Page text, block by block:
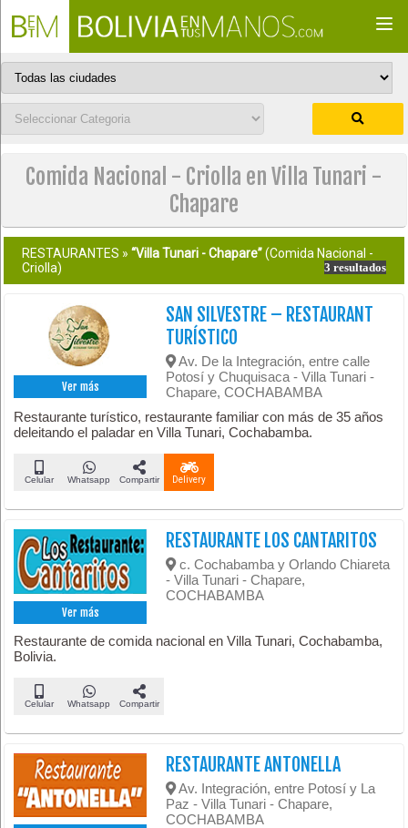
Comida Nacional - Criolla en Villa Tunari -
Chapare
RESTAURANTES »“Villa Tunari - Chapare”(Comida Nacional -
Criolla)
3 resultados
Ver más
SAN SILVESTRE – RESTAURANT
TURÍSTICO
Av. De la Integración, entre calle
Potosí y Chuquisaca - Villa Tunari -
Chapare, COCHABAMBA
Restaurante turístico, restaurante familiar con más de 35 años
deleitando el paladar en Villa Tunari, Cochabamba.
Celular Whatsapp Compartir Delivery
Ver más
RESTAURANTE LOS CANTARITOS
c. Cochabamba y Orlando Chiareta
- Villa Tunari - Chapare,
COCHABAMBA
Restaurante de comida nacional en Villa Tunari, Cochabamba,
Bolivia.
Celular Whatsapp Compartir
RESTAURANTE ANTONELLA
Av. Integración, entre Potosí y La
Paz - Villa Tunari - Chapare,
COCHABAMBA